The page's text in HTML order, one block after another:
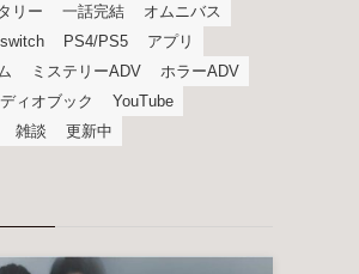
リー
一話完結
オムニバス
switch PS4/PS5
アプリ
ミステリーADV
ホラーADV
ィオブック
YouTube
雑談 更新中